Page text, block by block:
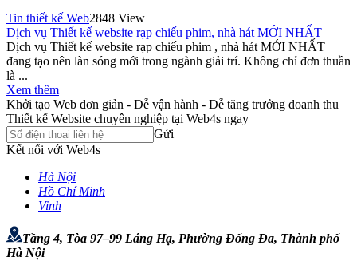
Tin thiết kế Web2848 View
Dịch vụ Thiết kế website rạp chiếu phim, nhà hát MỚI NHẤT
Dịch vụ Thiết kế website rạp chiếu phim , nhà hát MỚI NHẤT
đang tạo nên làn sóng mới trong ngành giải trí. Không chỉ đơn thuần
là ...
Xem thêm
Khởi tạo Web đơn giản - Dễ vận hành - Dễ tăng trưởng doanh thu
Thiết kế Website chuyên nghiệp tại Web4s ngay
Gửi
Kết nối với Web4s
Hà Nội
Hồ Chí Minh
Vinh
Tầng 4, Tòa 97–99 Láng Hạ, Phường Đống Đa, Thành phố
Hà Nội